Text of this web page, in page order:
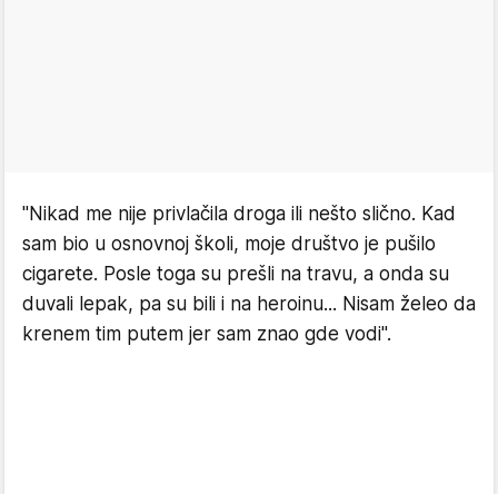
"Nikad me nije privlačila droga ili nešto slično. Kad
sam bio u osnovnoj školi, moje društvo je pušilo
cigarete. Posle toga su prešli na travu, a onda su
duvali lepak, pa su bili i na heroinu... Nisam želeo da
krenem tim putem jer sam znao gde vodi".